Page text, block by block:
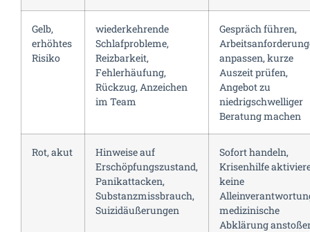
Gelb,
erhöhtes
Risiko
wiederkehrende
Schlafprobleme,
Reizbarkeit,
Fehlerhäufung,
Rückzug, Anzeichen
im Team
Gespräch führen,
anpassen, kurze
Auszeit prüfen,
Angebot zu
niedrigschwelliger
Beratung machen
Rot, akut
Hinweise auf
Erschöpfungszustand,
Panikattacken,
Substanzmissbrauch,
Suizidäußerungen
Sofort handeln,
Krisenhilfe
keine
medizinische
Abklärung